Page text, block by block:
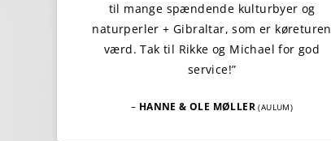
til mange spændende kulturbyer og
naturperler + Gibraltar, som er køreturen
værd. Tak til Rikke og Michael for god
service!”
– HANNE & OLE MØLLER (AULUM)